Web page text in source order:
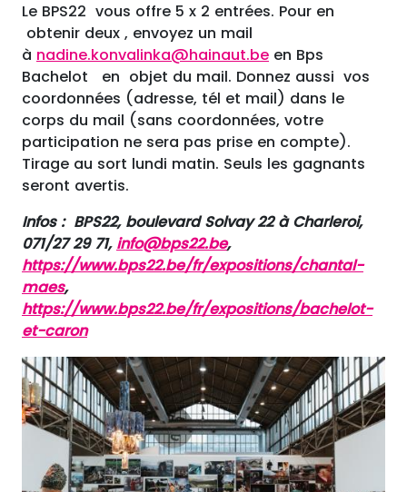
Le BPS22 vous offre 5 x 2 entrées. Pour en
obtenir deux , envoyez un mail
à nadine.konvalinka@hainaut.be en Bps
Bachelot en objet du mail. Donnez aussi vos
coordonnées (adresse, tél et mail) dans le
corps du mail (sans coordonnées, votre
participation ne sera pas prise en compte).
Tirage au sort lundi matin. Seuls les gagnants
seront avertis.
Infos : BPS22, boulevard Solvay 22 à Charleroi,
071/27 29 71, info@bps22.be,
https://www.bps22.be/fr/expositions/chantal-
maes,
https://www.bps22.be/fr/expositions/bachelot-
et-caron